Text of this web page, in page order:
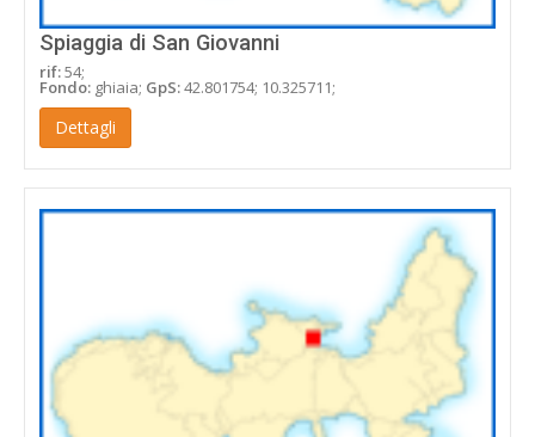
Spiaggia di San Giovanni
rif:54;
Fondo: ghiaia; GpS:42.801754; 10.325711;
Dettagli